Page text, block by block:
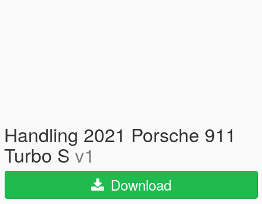
Handling 2021 Porsche 911
Turbo Sv1
Download